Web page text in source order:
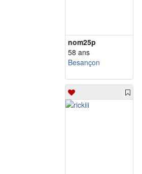
nom25p
58 ans
Besançon